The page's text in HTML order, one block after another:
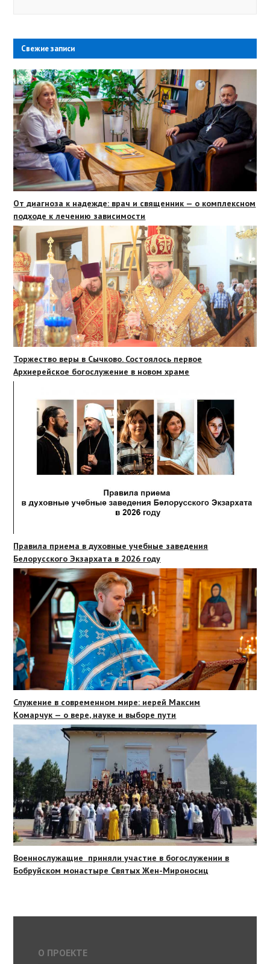
Свежие записи
От диагноза к надежде: врач и священник — о комплексном
подходе к лечению зависимости
Торжество веры в Сычково. Состоялось первое
Архиерейское богослужение в новом храме
Правила приема в духовные учебные заведения
Белорусского Экзархата в 2026 году
Служение в современном мире: иерей Максим
Комарчук — о вере, науке и выборе пути
Военнослужащие приняли участие в богослужении в
Бобруйском монастыре Святых Жен-Мироносиц
О ПРОЕКТЕ